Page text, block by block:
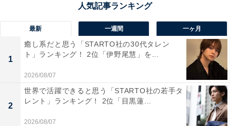
1位：静岡高等学校／89票
1位は「静岡高等学校」でした。静岡県を代表する進学
校で、東京大学や京都大学などの難関大学への合格実績
も豊富です。部活動にも力を入れており、文武両道の姿
勢が評価されて、「出身」と聞いてすごいと感じる人が
多いようです。
最新 一週間 一ヶ月
1
癒し系だと思う「STARTO社の30代タレン
ト」ランキング！ 2位「伊野尾慧」を...
2026/08/07
2
世界で活躍できると思う「STARTO社の若手タ
レント」ランキング！ 2位「目黒蓮...
2026/08/07